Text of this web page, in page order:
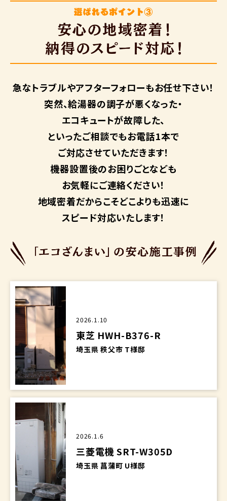
急なトラブルやアフターフォローもお任せ下さい！
突然、給湯器の調子が悪くなった・
エコキュートが故障した、
といったご相談でもお電話1本で
ご対応させていただきます！
機器設置後のお困りごとなども
お気軽にご連絡ください！
地域密着だからこそどこよりも迅速に
スピード対応いたします！
2026.1.10
東芝 HWH-B376-R
埼玉県 秩父市 T様邸
2026.1.6
三菱電機 SRT-W305D
埼玉県 菖蒲町 U様邸